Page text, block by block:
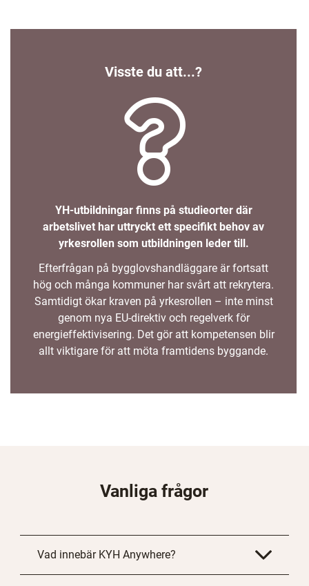
Visste du att...?
YH-utbildningar finns på studieorter där
arbetslivet har uttryckt ett specifikt behov av
yrkesrollen som utbildningen leder till.
Efterfrågan på bygglovshandläggare är fortsatt
hög och många kommuner har svårt att rekrytera.
Samtidigt ökar kraven på yrkesrollen – inte minst
genom nya EU-direktiv och regelverk för
energieffektivisering. Det gör att kompetensen blir
allt viktigare för att möta framtidens byggande.
Vanliga frågor
Vad innebär KYH Anywhere?